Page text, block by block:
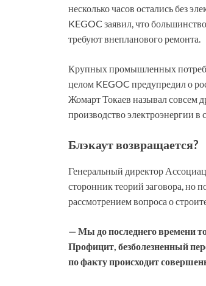
несколько часов остались без
KEGOC заявил, что
требуют внепланового ремонта.
Крупных промышленных
целом KEGOC предупредил о
Жомарт Токаев называл совсем
производство электроэнергии
Блэкаут возвращается?
Генеральный директор
сторонник теорий заговора, но
рассмотрением вопроса о
— Мы до последнего времени
Профицит, безболезненный
по факту происходит